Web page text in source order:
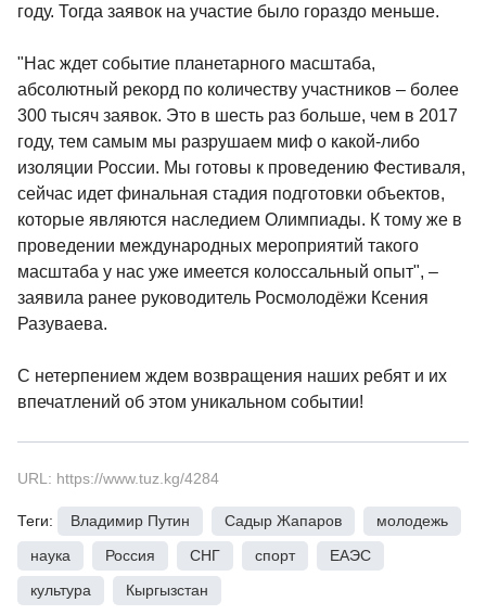
году. Тогда заявок на участие было гораздо меньше.
"Нас ждет событие планетарного масштаба,
абсолютный рекорд по количеству участников – более
300 тысяч заявок. Это в шесть раз больше, чем в 2017
году, тем самым мы разрушаем миф о какой-либо
изоляции России. Мы готовы к проведению Фестиваля,
сейчас идет финальная стадия подготовки объектов,
которые являются наследием Олимпиады. К тому же в
проведении международных мероприятий такого
масштаба у нас уже имеется колоссальный опыт", –
заявила ранее руководитель Росмолодёжи Ксения
Разуваева.
С нетерпением ждем возвращения наших ребят и их
впечатлений об этом уникальном событии!
URL: https://www.tuz.kg/4284
Теги: Владимир Путин Садыр Жапаров молодежь
наука
Россия СНГ спорт ЕАЭС
культура
Кыргызстан